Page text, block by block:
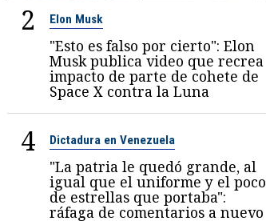
2 Elon Musk
"Esto es falso por cierto": Elon
Musk publica video que recrea
impacto de parte de cohete de
Space X contra la Luna
4 Dictadura en Venezuela
"La patria le quedó grande, al
igual que el uniforme y el poco
de estrellas que portaba":
ráfaga de comentarios a nuevo